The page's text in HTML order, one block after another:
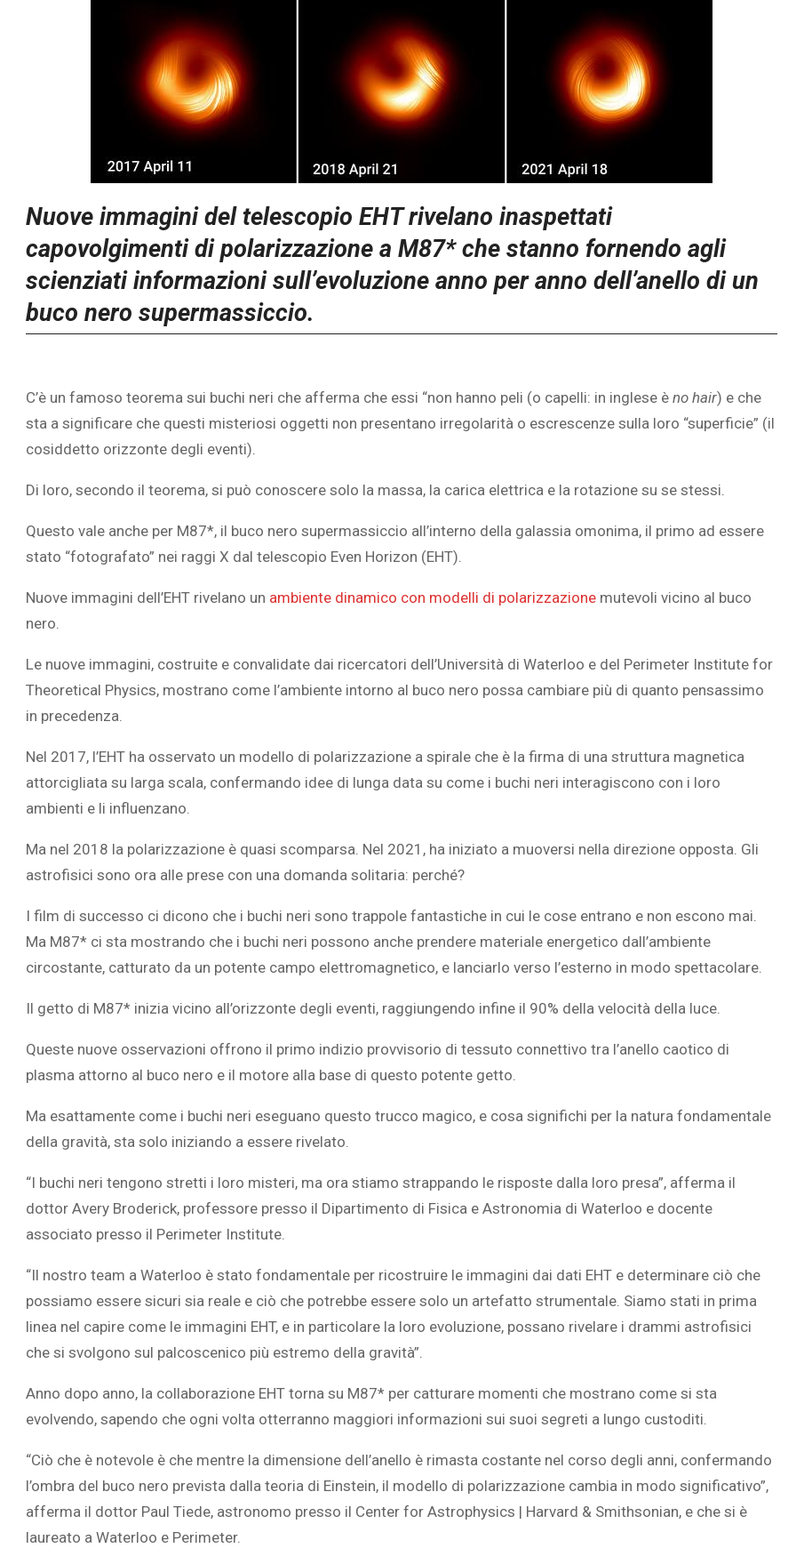
Nuove immagini del telescopio EHT rivelano inaspettati
capovolgimenti di polarizzazione a M87* che stanno fornendo agli
scienziati informazioni sull’evoluzione anno per anno dell’anello di un
buco nero supermassiccio.
C’è un famoso teorema sui buchi neri che afferma che essi “non hanno peli (o capelli: in inglese è no hair) e che
sta a significare che questi misteriosi oggetti non presentano irregolarità o escrescenze sulla loro “superficie” (il
cosiddetto orizzonte degli eventi).
Di loro, secondo il teorema, si può conoscere solo la massa, la carica elettrica e la rotazione su se stessi.
Questo vale anche per M87*, il buco nero supermassiccio all’interno della galassia omonima, il primo ad essere
stato “fotografato” nei raggi X dal telescopio Even Horizon (EHT).
Nuove immagini dell’EHT rivelano un ambiente dinamico con modelli di polarizzazione mutevoli vicino al buco
nero.
Le nuove immagini, costruite e convalidate dai ricercatori dell’Università di Waterloo e del Perimeter Institute for
Theoretical Physics, mostrano come l’ambiente intorno al buco nero possa cambiare più di quanto pensassimo
in precedenza.
Nel 2017, l’EHT ha osservato un modello di polarizzazione a spirale che è la firma di una struttura magnetica
attorcigliata su larga scala, confermando idee di lunga data su come i buchi neri interagiscono con i loro
ambienti e li influenzano.
Ma nel 2018 la polarizzazione è quasi scomparsa. Nel 2021, ha iniziato a muoversi nella direzione opposta. Gli
astrofisici sono ora alle prese con una domanda solitaria: perché?
I film di successo ci dicono che i buchi neri sono trappole fantastiche in cui le cose entrano e non escono mai.
Ma M87* ci sta mostrando che i buchi neri possono anche prendere materiale energetico dall’ambiente
circostante, catturato da un potente campo elettromagnetico, e lanciarlo verso l’esterno in modo spettacolare.
Il getto di M87* inizia vicino all’orizzonte degli eventi, raggiungendo infine il 90% della velocità della luce.
Queste nuove osservazioni offrono il primo indizio provvisorio di tessuto connettivo tra l’anello caotico di
plasma attorno al buco nero e il motore alla base di questo potente getto.
Ma esattamente come i buchi neri eseguano questo trucco magico, e cosa significhi per la natura fondamentale
della gravità, sta solo iniziando a essere rivelato.
“I buchi neri tengono stretti i loro misteri, ma ora stiamo strappando le risposte dalla loro presa”, afferma il
dottor Avery Broderick, professore presso il Dipartimento di Fisica e Astronomia di Waterloo e docente
associato presso il Perimeter Institute.
“Il nostro team a Waterloo è stato fondamentale per ricostruire le immagini dai dati EHT e determinare ciò che
possiamo essere sicuri sia reale e ciò che potrebbe essere solo un artefatto strumentale. Siamo stati in prima
linea nel capire come le immagini EHT, e in particolare la loro evoluzione, possano rivelare i drammi astrofisici
che si svolgono sul palcoscenico più estremo della gravità”.
Anno dopo anno, la collaborazione EHT torna su M87* per catturare momenti che mostrano come si sta
evolvendo, sapendo che ogni volta otterranno maggiori informazioni sui suoi segreti a lungo custoditi.
“Ciò che è notevole è che mentre la dimensione dell’anello è rimasta costante nel corso degli anni, confermando
l’ombra del buco nero prevista dalla teoria di Einstein, il modello di polarizzazione cambia in modo significativo”,
afferma il dottor Paul Tiede, astronomo presso il Center for Astrophysics | Harvard & Smithsonian, e che si è
laureato a Waterloo e Perimeter.
L’ATTIVITÀ CEREBRALE
RIVELA LE MELODIE CHE LE
PERSONE IMMAGINANO
INFANTILE ASSOCIATI AD
ASSENZA DI FIGLI IN ETÀ
ADULTA